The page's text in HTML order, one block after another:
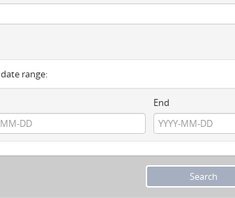
range:
End